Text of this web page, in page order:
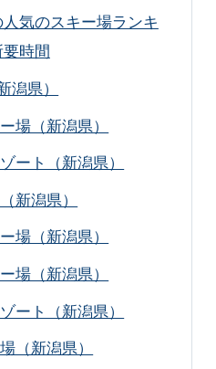
気のスキー場ランキ
時間
県）
場（新潟県）
ート（新潟県）
新潟県）
場（新潟県）
場（新潟県）
ート（新潟県）
（新潟県）